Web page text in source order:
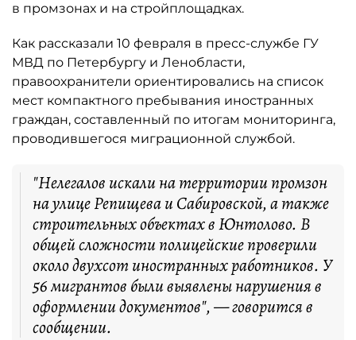
в промзонах и на стройплощадках.
Как рассказали 10 февраля в пресс-службе ГУ
МВД по Петербургу и Ленобласти,
правоохранители ориентировались на список
мест компактного пребывания иностранных
граждан, составленный по итогам мониторинга,
проводившегося миграционной службой.
"Нелегалов искали на территории промзон
на улице Репищева и Сабировской, а также
строительных объектах в Юнтолово. В
общей сложности полицейские проверили
около двухсот иностранных работников. У
56 мигрантов были выявлены нарушения в
оформлении документов", — говорится в
сообщении.